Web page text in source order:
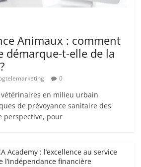
Animaux : comment
démarque-t-elle de la
0
en milieu urbain
de prévoyance sanitaire des
perspective, pour
Academy : l’excellence au service
l’indépendance financière